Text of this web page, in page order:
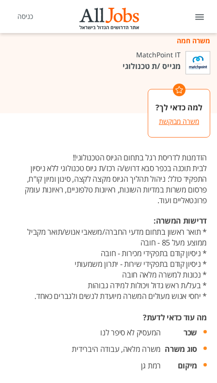
כניסה
משרה חמה
MatchPoint IT
מגייס /ת טכנולוגי
למה כדאי לך?
משרה מבוקשת
הזדמנות לדריסת רגל בתחום הגיוס הטכנולוגי!!
לבית תוכנה בכפר סבא דרוש/ה רכז/ת גיוס טכנולוגי ללא ניסיון
התפקיד כולל: ניהול תהליך הגיוס מקצה לקצה, סינון ומיון קו"ח,
פרסום משרות במדיות השונות, ראיונות טלפוניים, ראיונות עומק
פרונטאליים ועוד.
דרישות המשרה:
* תואר ראשון בתחום מדעי החברה/משאבי אנוש/תואר מקביל
ממוצע מעל 85 - חובה
* ניסיון קודם בתפקידי מכירות - חובה
* ניסיון קודם בתפקידי שירות - יתרון משמעותי
* נכונות למשרה מלאה חובה
* בעל/ת ראש גדול ויכולות למידה גבוהות
* יחסי אנוש מעולים המשרה מיועדת לנשים ולגברים כאחד.
מה עוד כדאי לדעת?
שכר
המעסיק לא סיפר לנו
סוג משרה משרה מלאה, עבודה היברידית
מיקום
רמת גן